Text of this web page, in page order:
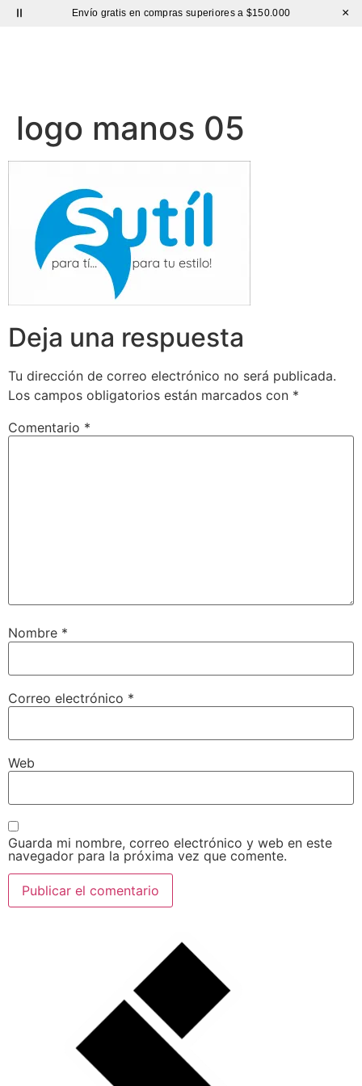
Envío gratis en compras superiores a $150.000 ×
logo manos 05
Deja una respuesta
Tu dirección de correo electrónico no será publicada.
Los campos obligatorios están marcados con *
Comentario *
Nombre *
Correo electrónico *
Web
Guarda mi nombre, correo electrónico y web en este
navegador para la próxima vez que comente.